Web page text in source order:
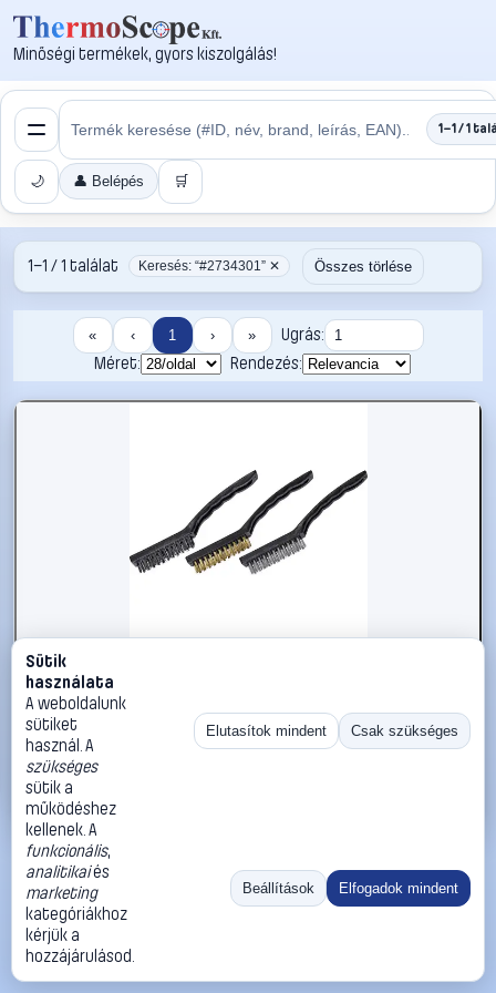
Minőségi termékek, gyors kiszolgálás!
1–1 / 1
🌙 👤 Belépés 🛒
1–1 / 1 találat Keresés: “#2734301” ✕ Összes törlése
« ‹ 1 › »
Ugrás:
Méret:
Rendezés:
#2734301
kwb Drótkefe 3 részes 3 db
kwb
2 390 Ft
Kosárba
«
Méret:
Rendezés:
©2026
ThermoScope
Cégbemutató
Sütik
használata
A weboldalunk
sütiket
használ. A
szükséges
sütik a
működéshez
kellenek. A
funkcionális,
analitikaiés
marketing
kategóriákhoz
kérjük a
hozzájárulásod.
Elutasítok mindent Csak szükséges
Beállítások Elfogadok mindent